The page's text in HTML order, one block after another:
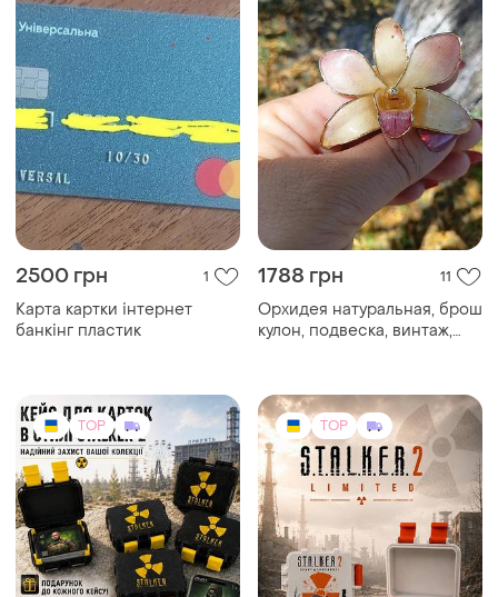
2500 грн 1
Карта картки інтернет
банкінг пластик
1788 грн 11
Орхидея натуральная, брош
кулон, подвеска, винтаж,
TOP TOP